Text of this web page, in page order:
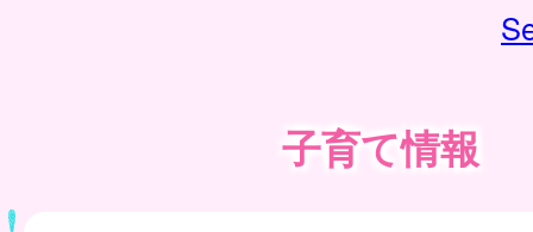
子育て情報